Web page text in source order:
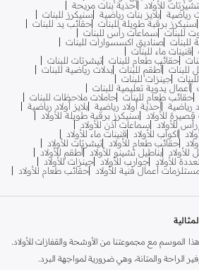
للأولاد أحذية بنات مريحة
رياضية بلايز بنات رياضية
سنيكرز للبنات
سنيكرز برقبة طويلة للبنات حقائب يد للبنات
للبنات
سماعات رأس للبنات
للبنات صناديق اكسسوارات للبنات
قنينات ماء للبنات
حقائب طعام للبنات تيشرتات للبنات
للبنات أطقم للبنات بدلات رياضية للبنات
جينزات للبنات
أعمال يدوية تعليمية للبنات
حقائب طعام للبنات حاملات ملاحظات للبنات
رياضية أحذية أولاد رياضية بلايز أولاد رياضية
للأولاد
سنيكرز برقبة طويلة للأولاد
للأولاد
سماعات أذن للأولاد
اكواب للأولاد
قنينات ماء للأولاد
حقائب طعام للأولاد تيشرتات للأولاد
للأولاد بناطيل تشينو للأولاد أطقم للأولاد
للأولاد جوارب للأولاد جينزات للأولاد
أعمال فنية للأولاد حقائب طعام للأولاد
الموسم مع مجموعتنا من الأوشحة والقفازات للأولاد.
الراحة والمتانة، وهي ضرورية لمواجهة البرد.